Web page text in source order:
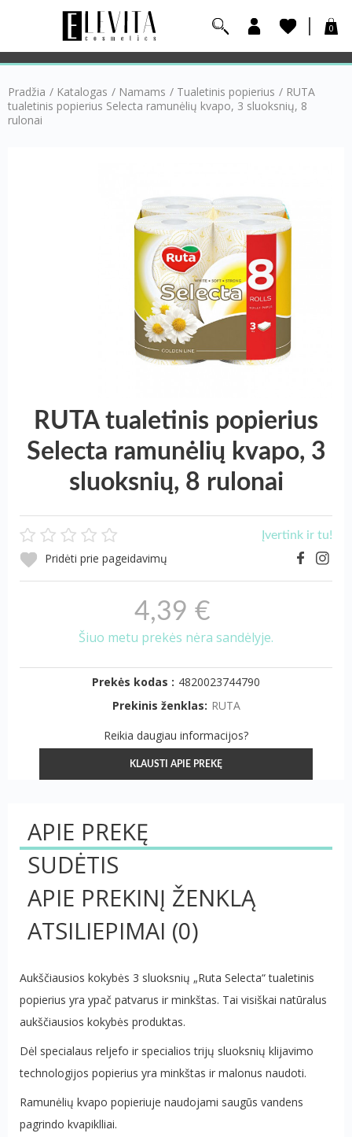
0
Pradžia / Katalogas / Namams / Tualetinis popierius / RUTA
tualetinis popierius Selecta ramunėlių kvapo, 3 sluoksnių, 8
rulonai
RUTA tualetinis popierius
Selecta ramunėlių kvapo, 3
sluoksnių, 8 rulonai
Įvertink ir tu!
Pridėti prie pageidavimų
4,39 €
Šiuo metu prekės nėra sandėlyje.
Prekės kodas : 4820023744790
Prekinis ženklas: RUTA
Reikia daugiau informacijos?
KLAUSTI APIE PREKĘ
APIE PREKĘ
SUDĖTIS
APIE PREKINĮ ŽENKLĄ
ATSILIEPIMAI (0)
Aukščiausios kokybės 3 sluoksnių „Ruta Selecta“ tualetinis
popierius yra ypač patvarus ir minkštas. Tai visiškai natūralus
aukščiausios kokybės produktas.
Dėl specialaus reljefo ir specialios trijų sluoksnių klijavimo
technologijos popierius yra minkštas ir malonus naudoti.
Ramunėlių kvapo popieriuje naudojami saugūs vandens
pagrindo kvapiklliai.